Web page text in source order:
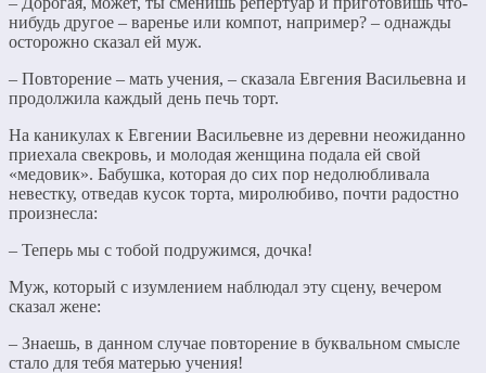
нибудь другое – варенье или компот, например? – однажды
осторожно сказал ей муж.
– Повторение – мать учения, – сказала Евгения Васильевна и
продолжила каждый день печь торт.
На каникулах к Евгении Васильевне из деревни неожиданно
приехала свекровь, и молодая женщина подала ей свой
«медовик». Бабушка, которая до сих пор недолюбливала
невестку, отведав кусок торта, миролюбиво, почти радостно
произнесла:
– Теперь мы с тобой подружимся, дочка!
Муж, который с изумлением наблюдал эту сцену, вечером
сказал жене:
– Знаешь, в данном случае повторение в буквальном смысле
стало для тебя матерью учения!